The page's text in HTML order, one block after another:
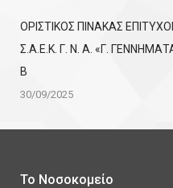
ΟΡΙΣΤΙΚΟΣ ΠΙΝΑΚΑΣ
Σ.Α.Ε.Κ. Γ. Ν. Α. «Γ.
Β
30/09/2025
Το Νοσοκομείο